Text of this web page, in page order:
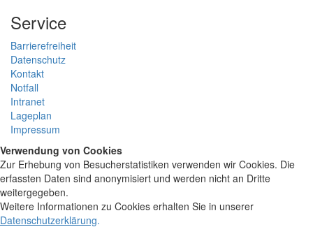
Service
Barrierefreiheit
Datenschutz
Kontakt
Notfall
Intranet
Lageplan
Impressum
Verwendung von Cookies
Zur Erhebung von Besucherstatistiken verwenden wir Cookies. Die
erfassten Daten sind anonymisiert und werden nicht an Dritte
weitergegeben.
Weitere Informationen zu Cookies erhalten Sie in unserer
Datenschutzerklärung.